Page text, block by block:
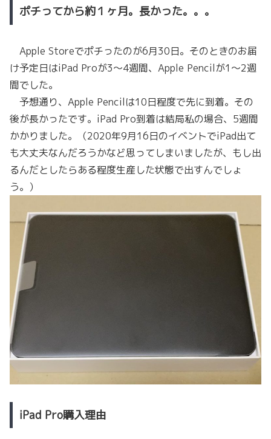
ポチってから約１ヶ月。長かった。。。
Apple Storeでポチったのが6月30日。そのときのお届
け予定日はiPad Proが3〜4週間、Apple Pencilが1〜2週
間でした。
予想通り、Apple Pencilは10日程度で先に到着。その
後が長かったです。iPad Pro到着は結局私の場合、5週間
かかりました。（2020年9月16日のイベントでiPad出て
も大丈夫なんだろうかなど思ってしまいましたが、もし出
るんだとしたらある程度生産した状態で出すんでしょ
う。）
iPad Pro購入理由